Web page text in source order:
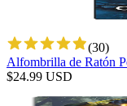
(30)
Alfombrilla de Ratón
$24.99 USD